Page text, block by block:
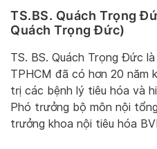
TS.BS. Quách Trọng
Quách Trọng Đức)
TS. BS. Quách Trọng Đức
TPHCM đã có hơn 20 năm
trị các bệnh lý tiêu hóa và
Phó trưởng bộ môn nội
trưởng khoa nội tiêu hóa